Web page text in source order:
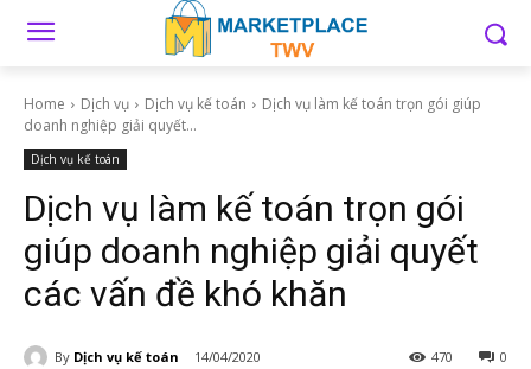
Home Dịch vụ Dịch vụ kế toán
Dịch vụ làm kế toán trọn gói giúp
doanh nghiệp giải quyết...
Dịch vụ kế toán
Dịch vụ làm kế toán trọn gói
giúp doanh nghiệp giải quyết
các vấn đề khó khăn
By Dịch vụ kế toán 14/04/2020 0
470